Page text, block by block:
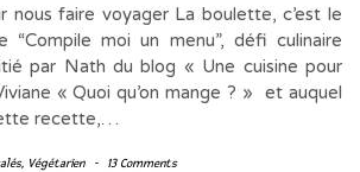
nous faire voyager La boulette, c’est le
moi un menu”, défi culinaire
par Nath du blog « Une cuisine pour
« Quoi qu’on mange ? » et auquel
recette,…
, Végétarien - 13 Comments